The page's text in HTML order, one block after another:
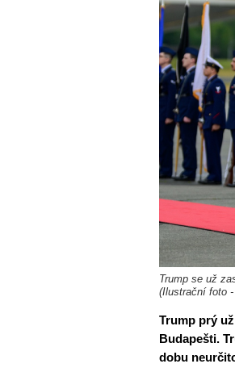
Trump se už
(Ilustrační foto
Trump prý
Budapešti.
dobu